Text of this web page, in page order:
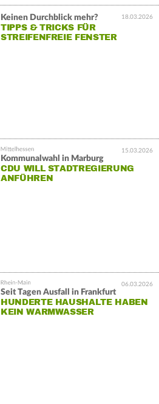
18.03.2026
Keinen Durchblick mehr?
TIPPS & TRICKS FÜR
STREIFENFREIE FENSTER
15.03.2026
Kommunalwahl in Marburg
CDU WILL STADTREGIERUNG
ANFÜHREN
06.03.2026
Seit Tagen Ausfall in Frankfurt
HUNDERTE HAUSHALTE HABEN
KEIN WARMWASSER